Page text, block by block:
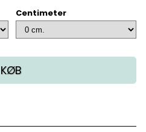
Centimeter
KØB